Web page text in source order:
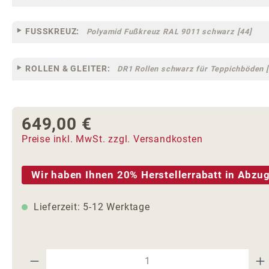
FUSSKREUZ: Polyamid Fußkreuz RAL 9011 schwarz [44]
ROLLEN & GLEITER: DR1 Rollen schwarz für Teppichböden
Regulärer Preis:
649,00 €
Preise inkl. MwSt. zzgl. Versandkosten
Wir haben Ihnen 20% Herstellerrabatt in
Lieferzeit: 5-12 Werktage
Produkt Anzahl: Gib den